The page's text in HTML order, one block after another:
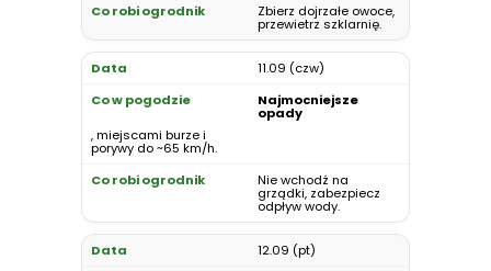
Zbierz dojrzałe owoce,
przewietrz szklarnię.
11.09 (czw)
Najmocniejsze
opady
, miejscami burze i
porywy do ~65 km/h.
Nie wchodź na
grządki, zabezpiecz
odpływ wody.
12.09 (pt)